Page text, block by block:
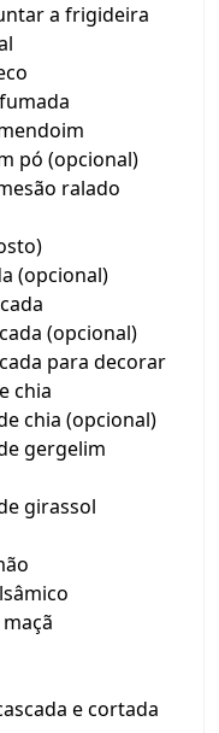
a frigideira
pó (opcional)
ralado
(opcional)
(opcional)
para decorar
chia
chia (opcional)
gergelim
girassol
e cortada